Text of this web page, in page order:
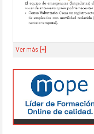
Ver más [+]